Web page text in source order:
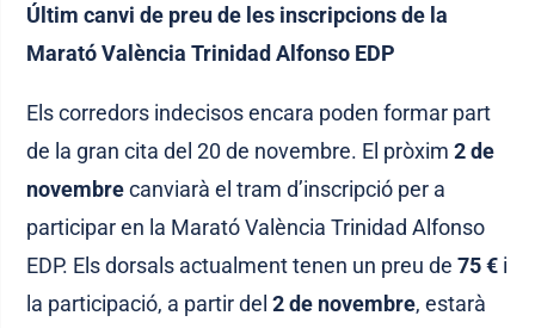
Últim canvi de preu de les inscripcions de la
Marató València Trinidad Alfonso EDP
Els corredors indecisos encara poden formar part
de la gran cita del 20 de novembre. El pròxim2 de
novembrecanviarà el tram d’inscripció per a
participar en la Marató València Trinidad Alfonso
EDP. Els dorsals actualment tenen un preu de75 € i
la participació, a partir del2 de novembre, estarà